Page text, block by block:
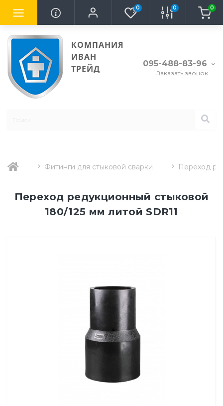
0 0 0
КОМПАНИЯ
ИВАН
ТРЕЙД
095-488-83-96
Заказать звонок
Фитинги для стыковой сварки Переход
Переход редукционный стыковой
180/125 мм литой SDR11